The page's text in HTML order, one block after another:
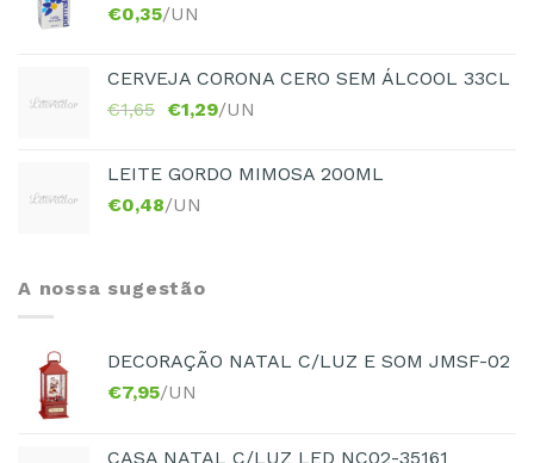
€0,35/UN
CERVEJA CORONA CERO SEM ÁLCOOL 33CL
€1,65 €1,29/UN
LEITE GORDO MIMOSA 200ML
€0,48/UN
A nossa sugestão
DECORAÇÃO NATAL C/LUZ E SOM JMSF-02
€7,95/UN
CASA NATAL C/LUZ LED NC02-35161